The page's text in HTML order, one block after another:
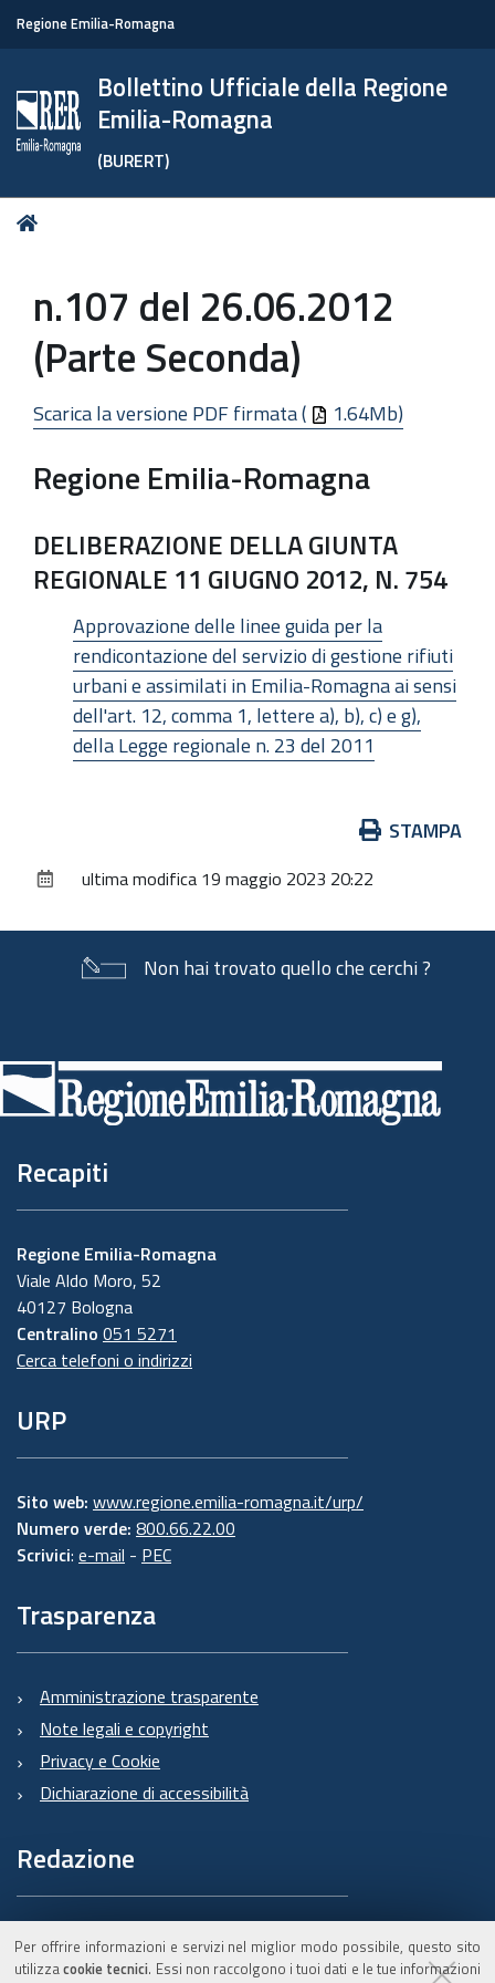
Per offrire informazioni e servizi nel miglior modo possibile, questo sito
utilizzacookie tecnici. Essi non raccolgono i tuoi dati e le tue informazioni
Regione Emilia-Romagna
Bollettino Ufficiale della Regione
Emilia-Romagna
(BURERT)
Tu
n.107 del 26.06.2012
(Parte Seconda)
Scarica la versione PDF firmata ( 1.64Mb)
Regione Emilia-Romagna
DELIBERAZIONE DELLA GIUNTA
REGIONALE 11 GIUGNO 2012, N. 754
Approvazione delle linee guida per la
rendicontazione del servizio di gestione rifiuti
urbani e assimilati in Emilia-Romagna ai sensi
dell'art. 12, comma 1, lettere a), b), c) e g),
della Legge regionale n. 23 del 2011
documento
STAMPA
ultima modifica 19 maggio 2023 20:22
Non hai trovato quello che cerchi ?
di
pagina
Recapiti
Regione Emilia-Romagna
Viale Aldo Moro, 52
40127 Bologna
Centralino 051 5271
Cerca telefoni o indirizzi
URP
Sito web: www.regione.emilia-romagna.it/urp/
Numero verde: 800.66.22.00
Scrivici: e-mail - PEC
Trasparenza
Amministrazione trasparente
Note legali e copyright
Privacy e Cookie
Dichiarazione di accessibilità
Redazione
Informazioni sul Burert
e contatti